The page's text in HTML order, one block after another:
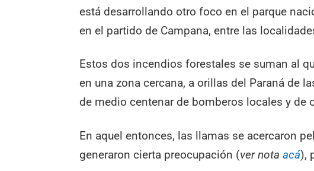
está desarrollando otro foco en el parque
en el partido de Campana, entre las
Estos dos incendios forestales se suman al
en una zona cercana, a orillas del Paraná de
de medio centenar de bomberos locales y de
En aquel entonces, las llamas se acercaron
generaron cierta preocupación (ver notaacá),